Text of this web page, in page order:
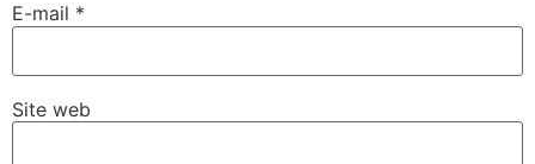
E-mail *
Site web